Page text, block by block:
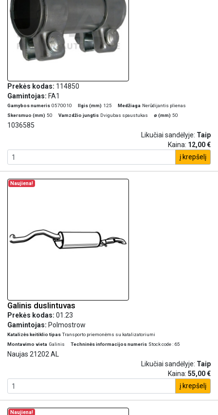
Prekės kodas: 114850
Gamintojas: FA1
Gamybos numeris 0570010 Ilgis (mm) 125 Medžiaga Nerūdijantis plienas
Skersmuo (mm) 50 Vamzdžio jungtis Dvigubas spaustukas ø (mm) 50
1036585
Likučiai sandėlyje: Taip
Kaina: 12,00 €
į krepšelį
Naujiena!
Galinis duslintuvas
Prekės kodas: 01.23
Gamintojas: Polmostrow
Katalizės keitiklio tipas Transporto priemonėms su katalizatoriumi
Montavimo vieta Galinis Techninės informacijos numeris Stock code : 65
Naujas 21202 AL
Likučiai sandėlyje: Taip
Kaina: 55,00 €
į krepšelį
Naujiena!